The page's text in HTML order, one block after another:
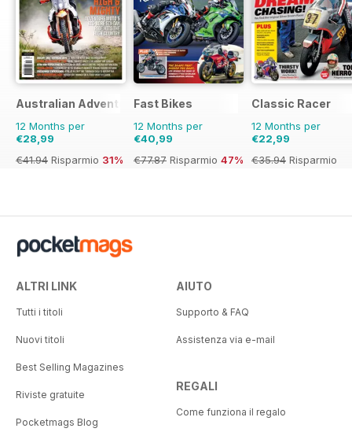
Australian Adventure Bike
12 Months per
€28,99
€41.94 Risparmio 31%
Fast Bikes
12 Months per
€40,99
€77.87 Risparmio 47%
Classic Racer
12 Months per
€22,99
€35.94 Risparmio
ALTRI LINK
Tutti i titoli
Nuovi titoli
Best Selling Magazines
Riviste gratuite
Pocketmags Blog
AIUTO
Supporto & FAQ
Assistenza via e-mail
REGALI
Come funziona il regalo